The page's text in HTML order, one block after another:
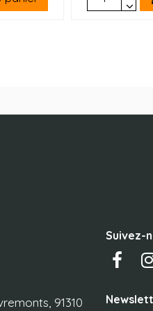
91310
Suivez-